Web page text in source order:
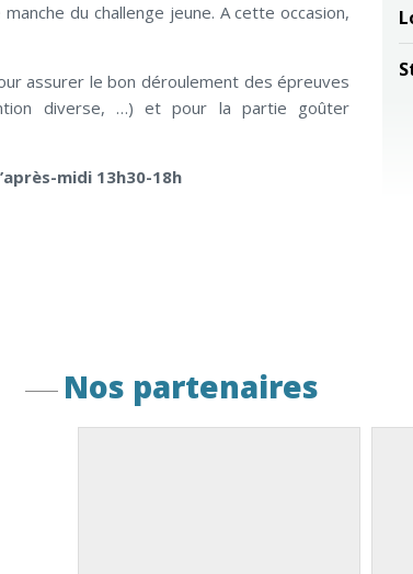
du challenge jeune. A cette occasion,
assurer le bon déroulement des épreuves
diverse, …) et pour la partie goûter
midi 13h30-18h
Nos partenaires